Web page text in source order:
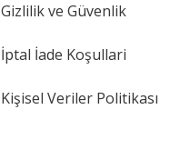
Gizlilik ve Güvenlik
İptal İade Koşullari
Kişisel Veriler Politikası